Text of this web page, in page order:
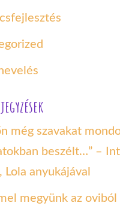
még szavakat
beszélt…” –
Lola anyukájával
megyünk az oviból